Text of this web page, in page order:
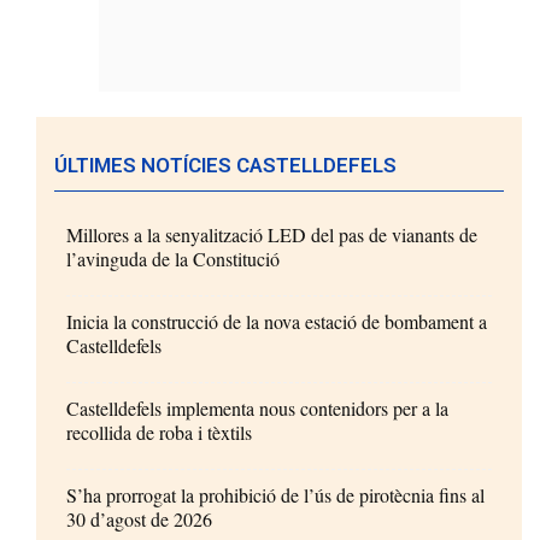
ÚLTIMES NOTÍCIES CASTELLDEFELS
Millores a la senyalització LED del pas de vianants de
l’avinguda de la Constitució
Inicia la construcció de la nova estació de bombament a
Castelldefels
Castelldefels implementa nous contenidors per a la
recollida de roba i tèxtils
S’ha prorrogat la prohibició de l’ús de pirotècnia fins al
30 d’agost de 2026